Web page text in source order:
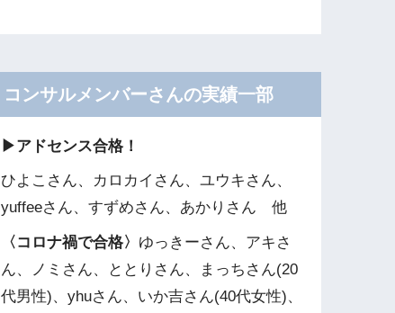
コンサルメンバーさんの実績一部
▶︎アドセンス合格！
ひよこさん、カロカイさん、ユウキさん、
yuffeeさん、すずめさん、あかりさん 他
〈コロナ禍で合格〉 ゆっきーさん、アキさ
ん、ノミさん、ととりさん、まっちさん(20
代男性)、yhuさん、いか吉さん(40代女性)、